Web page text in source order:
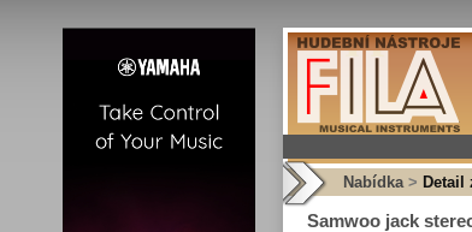
Nabídka > Detail
Samwoo jack